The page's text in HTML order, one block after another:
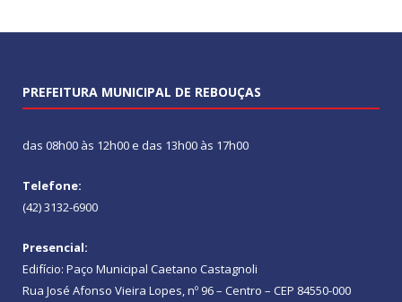
PREFEITURA MUNICIPAL DE REBOUÇAS
das 08h00 às 12h00 e das 13h00 às 17h00
Telefone:
(42) 3132-6900
Presencial:
Edifício: Paço Municipal Caetano Castagnoli
Rua José Afonso Vieira Lopes, nº 96 – Centro – CEP 84550-000